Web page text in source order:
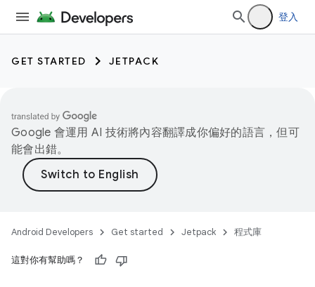
登入
GET STARTED JETPACK
Google 會運用 AI 技術將內容翻譯成你偏好的語言，但可
能會出錯。
Android Developers Get started Jetpack 程式庫
這對你有幫助嗎？